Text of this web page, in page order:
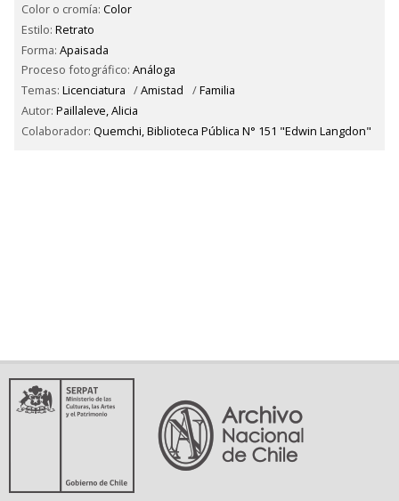
Color o cromía: Color
Estilo: Retrato
Forma: Apaisada
Proceso fotográfico: Análoga
Temas: Licenciatura /Amistad /Familia
Autor: Paillaleve, Alicia
Colaborador: Quemchi, Biblioteca Pública N° 151 "Edwin Langdon"